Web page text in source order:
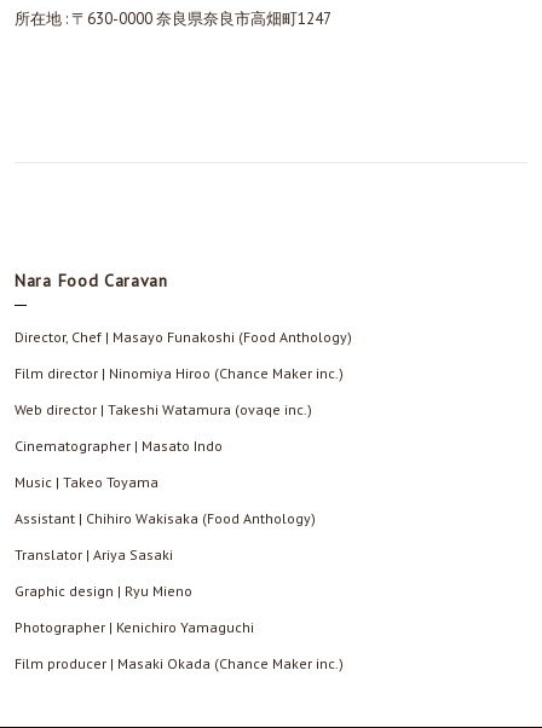
所在地 : 〒630-0000 奈良県奈良市高畑町1247
Nara Food Caravan
Director, Chef | Masayo Funakoshi (Food Anthology)
Film director | Ninomiya Hiroo (Chance Maker inc.)
Web director | Takeshi Watamura (ovaqe inc.)
Cinematographer | Masato Indo
Music | Takeo Toyama
Assistant | Chihiro Wakisaka (Food Anthology)
Translator | Ariya Sasaki
Graphic design | Ryu Mieno
Photographer | Kenichiro Yamaguchi
Film producer | Masaki Okada (Chance Maker inc.)